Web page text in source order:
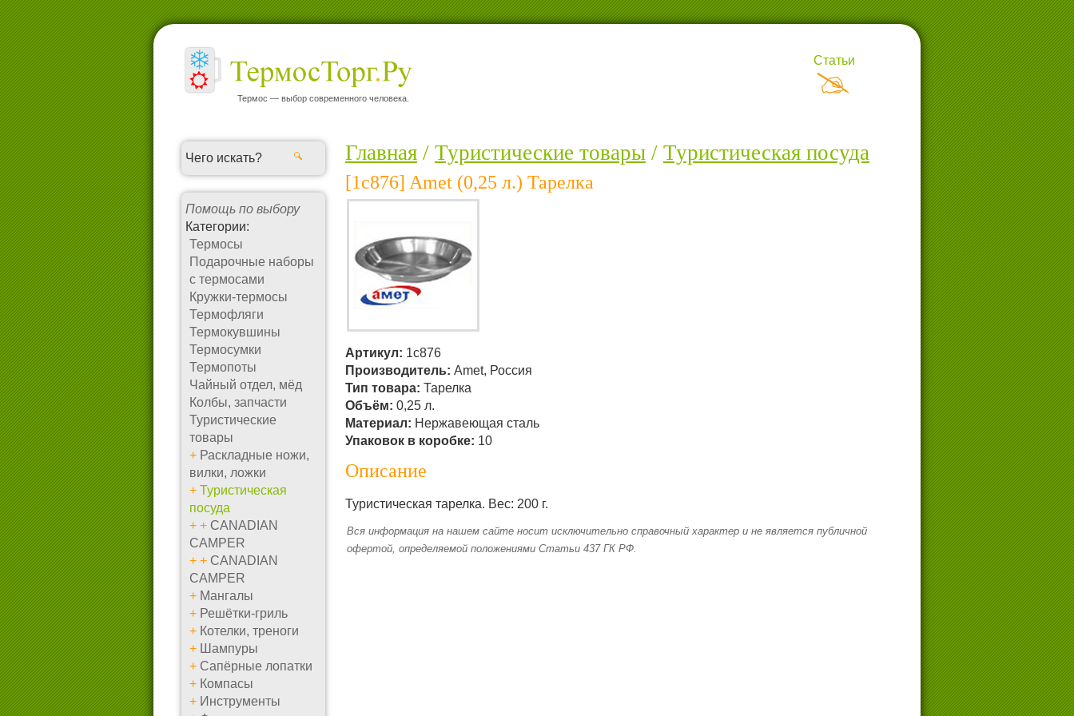
Термос — выбор современного человека.
Статьи
Помощь по выбору
Категории:
Термосы
Подарочные наборы
с термосами
Кружки-термосы
Термофляги
Термокувшины
Термосумки
Термопоты
Чайный отдел, мёд
Колбы, запчасти
Туристические
товары
+ Раскладные ножи,
вилки, ложки
+ Туристическая
посуда
+ + CANADIAN
CAMPER
+ + CANADIAN
CAMPER
+ Мангалы
+ Решётки-гриль
+ Котелки, треноги
+ Шампуры
+ Сапёрные лопатки
+ Компасы
+ Инструменты
Главная / Туристические товары / Туристическая посуда
[1c876] Amet (0,25 л.) Тарелка
Артикул: 1c876
Производитель: Amet, Россия
Тип товара: Тарелка
Объём: 0,25 л.
Материал: Нержавеющая сталь
Упаковок в коробке: 10
Описание
Туристическая тарелка. Вес: 200 г.
Вся информация на нашем сайте носит исключительно справочный характер и не является публичной
офертой, определяемой положениями Статьи 437 ГК РФ.